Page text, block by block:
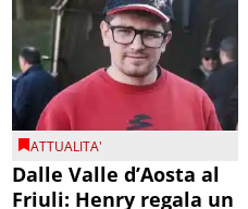
ATTUALITA'
Dalle Valle d’Aosta al
Friuli: Henry regala un